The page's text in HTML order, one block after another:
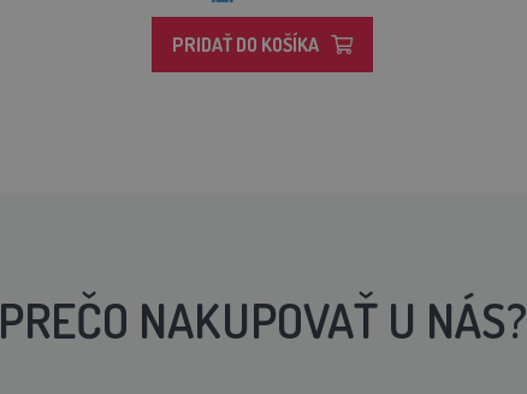
PRIDAŤ DO KOŠÍKA
PREČO NAKUPOVAŤ U NÁS?